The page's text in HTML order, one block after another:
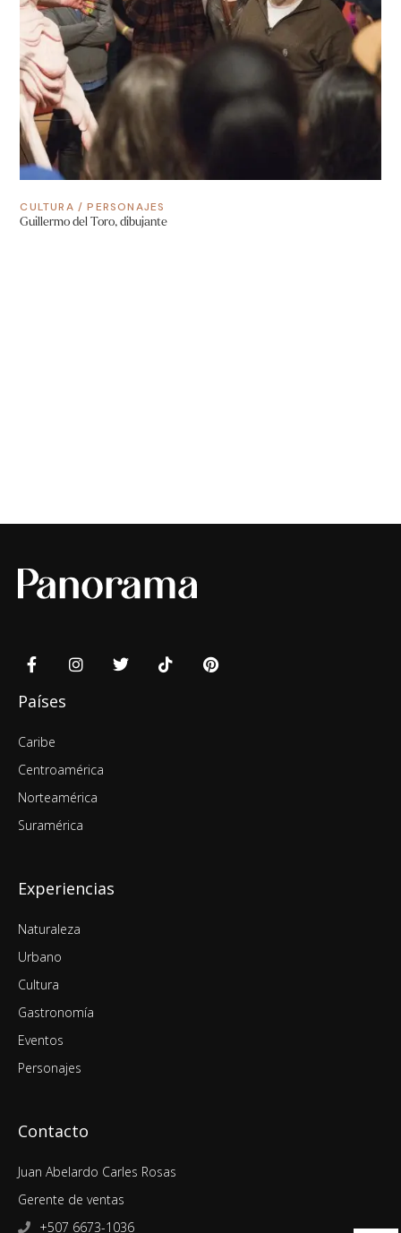
CULTURA /PERSONAJES
Guillermo del Toro, dibujante
Países
Caribe
Centroamérica
Norteamérica
Suramérica
Experiencias
Naturaleza
Urbano
Cultura
Gastronomía
Eventos
Personajes
Contacto
Juan Abelardo Carles Rosas
Gerente de ventas
+507 6673-1036